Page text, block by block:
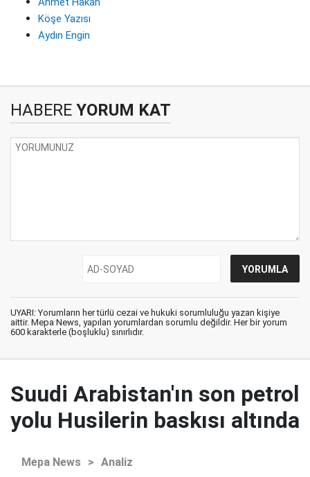
Köşe Yazısı
Aydın Engin
HABERE YORUM KAT
UYARI: Yorumların her türlü cezai ve hukuki sorumluluğu yazan kişiye
aittir. Mepa News, yapılan yorumlardan sorumlu değildir. Her bir yorum
600 karakterle (boşluklu) sınırlıdır.
Suudi Arabistan'ın son petrol
yolu Husilerin baskısı altında
Mepa News > Analiz